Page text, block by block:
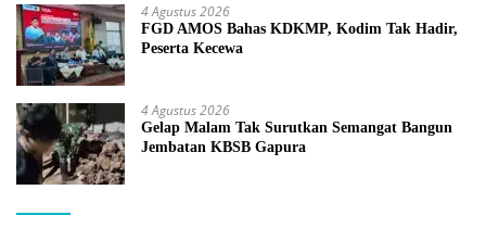
4 Agustus 2026
FGD AMOS Bahas KDKMP, Kodim Tak Hadir,
Peserta Kecewa
4 Agustus 2026
Gelap Malam Tak Surutkan Semangat Bangun
Jembatan KBSB Gapura